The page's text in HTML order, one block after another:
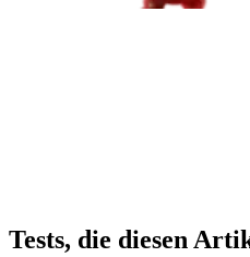
Tests, die diesen